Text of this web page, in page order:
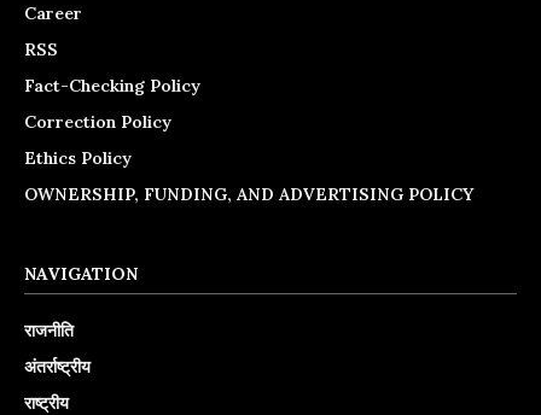
Career
RSS
Fact-Checking Policy
Correction Policy
Ethics Policy
OWNERSHIP, FUNDING, AND ADVERTISING POLICY
NAVIGATION
राजनीति
अंतर्राष्ट्रीय
राष्ट्रीय